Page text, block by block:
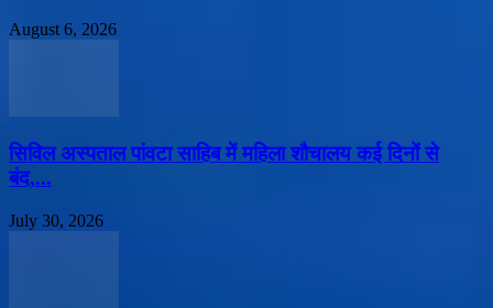
August 6, 2026
सिविल अस्पताल पांवटा साहिब में महिला शौचालय कई दिनों से
बंद,...
July 30, 2026